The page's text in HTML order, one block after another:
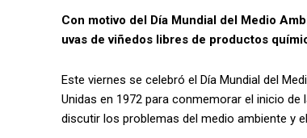
Con motivo del Día Mundial del Medio
uvas de viñedos libres de productos
Este viernes se celebró el Día Mundial del
Unidas en 1972 para conmemorar el inicio
discutir los problemas del medio ambiente y